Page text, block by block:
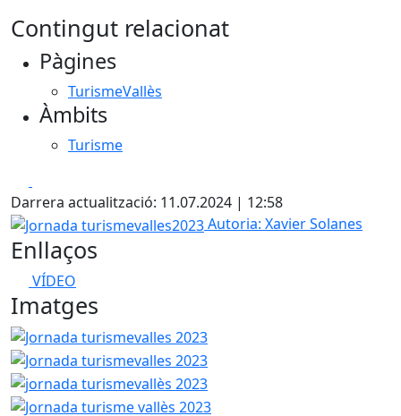
Contingut relacionat
Pàgines
TurismeVallès
Àmbits
Turisme
Darrera actualització: 11.07.2024 | 12:58
Jornada turismevalles2023
Autoria: Xavier Solanes
Enllaços
VÍDEO
Imatges
Jornada turismevalles 2023
Jornada turismevalles 2023
jornada turismevallès 2023
Jornada turisme vallès 2023
Jornada Turisme Vallès 2023